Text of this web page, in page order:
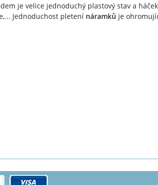
je velice jednoduchý plastový stav a
Jednoduchost pletení náramků je